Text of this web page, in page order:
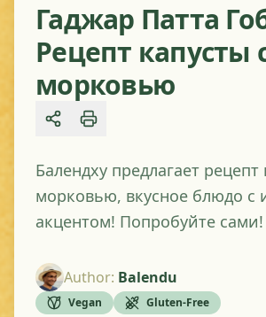
Гаджар Патта
Рецепт капусты
морковью
Share
Балендху предлагает рецепт
морковью, вкусное блюдо с
акцентом! Попробуйте сами!
Author: Balendu
Vegan Gluten-Free